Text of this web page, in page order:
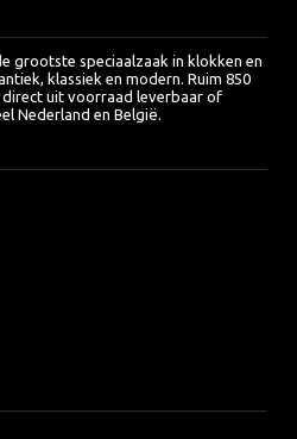
grootste speciaalzaak in klokken en
klassiek en modern. Ruim 850
direct uit voorraad leverbaar of
Nederland en België.